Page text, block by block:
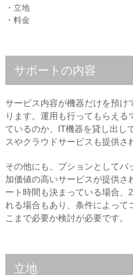
・立地
・料金
サポートの内容
サービス内容が機器だけを預け
ります。運用も行ってもらえ
ているのか、IT機器を貸し出し
スやクラウドサービスも提供さ
その他にも、プションとして
加価値の高いサービスが提供さ
ート時間も決まっている場合、
れる場合もあり、条件によっ
こまで必要か検討が必要です。
立地